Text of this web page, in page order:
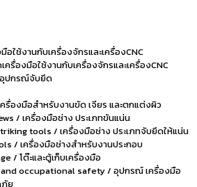
ใช้งานกับเครื่องจักรและเครื่องCNC
รื่องมือใช้งานกับเครื่องจักรและเครื่องCNC
ปกรณ์จับยึด
รื่องมือสำหรับงานขัด เจียร และตกแต่งผิว
/ เครื่องมือช่าง ประเภทขันแน่น
tools / เครื่องมือช่าง ประเภทจับยึดให้แน่น
/ เครื่องมือช่างสำหรับงานประกอบ
/ โต๊ะและตู้เก็บเครื่องมือ
occupational safety / อุปกรณ์ เครื่องมือ
ภัย